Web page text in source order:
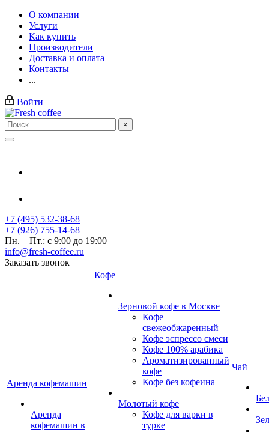
О компании
Услуги
Как купить
Производители
Доставка и оплата
Контакты
...
Войти
×
+7 (495) 532-38-68
+7 (926) 755-14-68
Пн. – Пт.: с 9:00 до 19:00
info@fresh-coffee.ru
Заказать звонок
Аренда кофемашин
Аренда
кофемашин в
Кофе
Зерновой кофе в Москве
Кофе
свежеобжаренный
Кофе эспрессо смеси
Кофе 100% арабика
Ароматизированный
кофе
Кофе без кофеина
Молотый кофе
Кофе для варки в
турке
Чай